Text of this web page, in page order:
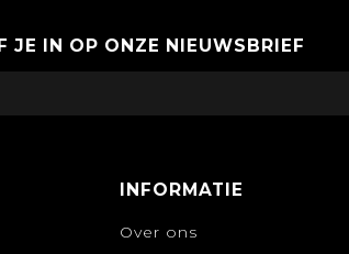
JE IN OP ONZE NIEUWSBRIEF
INFORMATIE
Over ons